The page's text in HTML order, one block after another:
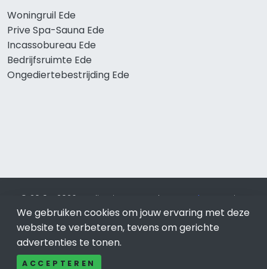
Woningruil Ede
Prive Spa-Sauna Ede
Incassobureau Ede
Bedrijfsruimte Ede
Ongediertebestrijding Ede
© 2019 - 2026 Realisatie en SEO door SEO-bureau
Lion
Internet. Betaal alleen voor bewezen resultaten?SEO
optimalisatie No Cure No Pay.Edeis onderdeel van Lion
Internet.
We gebruiken cookies om jouw ervaring met deze
website te verbeteren, tevens om gerichte
advertenties te tonen.
ACCEPTEREN